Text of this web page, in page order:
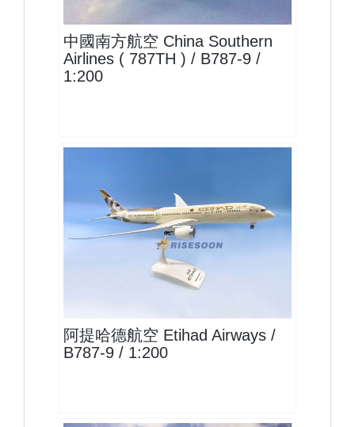
中國南方航空 China Southern
Airlines ( 787TH ) / B787-9 /
1:200
ETD20B789P06
阿提哈德航空 Etihad Airways /
B787-9 / 1:200